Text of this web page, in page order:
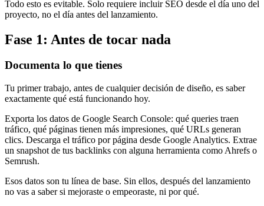
Todo esto es evitable. Solo requiere incluir SEO desde el día uno del
proyecto, no el día antes del lanzamiento.
Fase 1: Antes de tocar nada
Documenta lo que tienes
Tu primer trabajo, antes de cualquier decisión de diseño, es saber
exactamente qué está funcionando hoy.
Exporta los datos de Google Search Console: qué queries traen
tráfico, qué páginas tienen más impresiones, qué URLs generan
clics. Descarga el tráfico por página desde Google Analytics. Extrae
un snapshot de tus backlinks con alguna herramienta como Ahrefs o
Semrush.
Esos datos son tu línea de base. Sin ellos, después del lanzamiento
no vas a saber si mejoraste o empeoraste, ni por qué.